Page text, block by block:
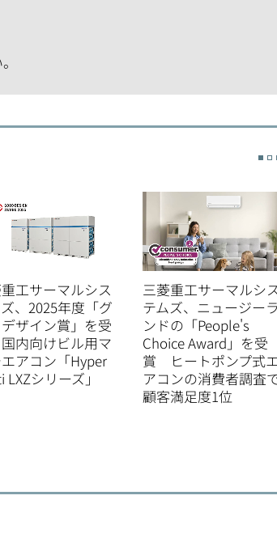
工サーマルシス
、2025年度「グ
ザイン賞」を受
内向けビル用マ
アコン「Hyper
LXZシリーズ」
三菱重工サーマルシ
テムズ、ニュージーラ
ンドの「People's
Choice Award」を受
賞 ヒートポンプ式
アコンの消費者調査
顧客満足度1位